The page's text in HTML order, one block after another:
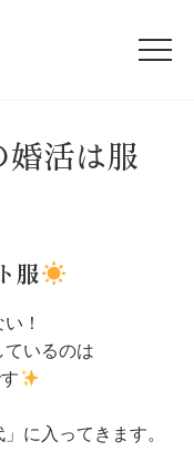
活は服
服
！
いるのは
に入ってきます。